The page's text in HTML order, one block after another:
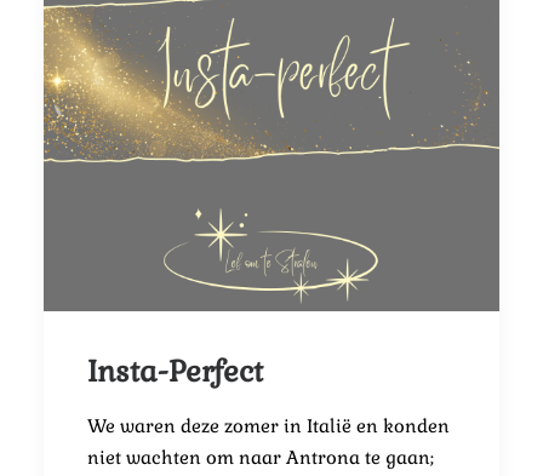
Insta-Perfect
We waren deze zomer in Italië en konden
niet wachten om naar Antrona te gaan;